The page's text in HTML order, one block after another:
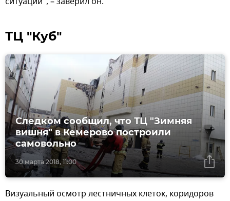
ТЦ "Куб"
30 марта 2018, 11:00
Следком сообщил, что ТЦ "Зимняя
вишня" в Кемерово построили
самовольно
Визуальный осмотр лестничных клеток, коридоров